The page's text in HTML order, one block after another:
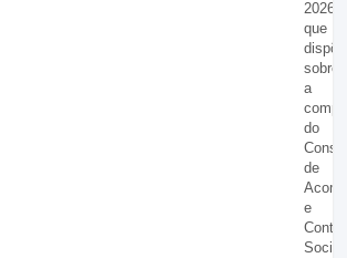
2026,
que
dispõe
sobre
a
do
de
e
Social